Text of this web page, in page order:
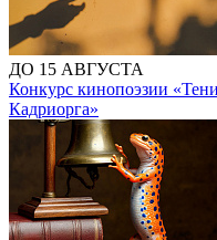
ДО 15 АВГУСТА
Конкурс кинопоэзии «Тени
Кадриорга»